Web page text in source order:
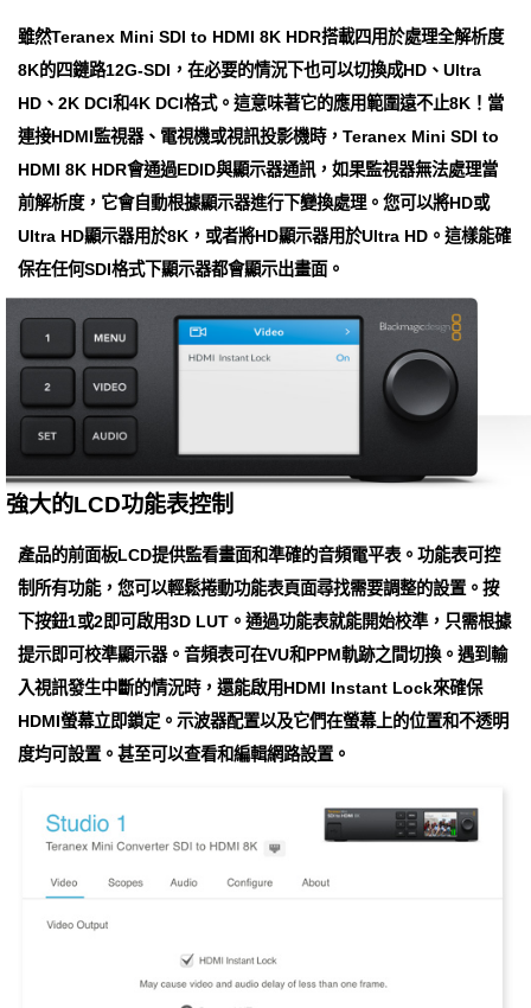
雖然Teranex Mini SDI to HDMI 8K HDR搭載四用於處理全解析度
8K的四鏈路12G-SDI，在必要的情況下也可以切換成HD、Ultra
HD、2K DCI和4K DCI格式。這意味著它的應用範圍遠不止8K！當
連接HDMI監視器、電視機或視訊投影機時，Teranex Mini SDI to
HDMI 8K HDR會通過EDID與顯示器通訊，如果監視器無法處理當
前解析度，它會自動根據顯示器進行下變換處理。您可以將HD或
Ultra HD顯示器用於8K，或者將HD顯示器用於Ultra HD。這樣能確
保在任何SDI格式下顯示器都會顯示出畫面。
強大的LCD功能表控制
產品的前面板LCD提供監看畫面和準確的音頻電平表。功能表可控
制所有功能，您可以輕鬆捲動功能表頁面尋找需要調整的設置。按
下按鈕1或2即可啟用3D LUT。通過功能表就能開始校準，只需根據
提示即可校準顯示器。音頻表可在VU和PPM軌跡之間切換。遇到輸
入視訊發生中斷的情況時，還能啟用HDMI Instant Lock來確保
HDMI螢幕立即鎖定。示波器配置以及它們在螢幕上的位置和不透明
度均可設置。甚至可以查看和編輯網路設置。